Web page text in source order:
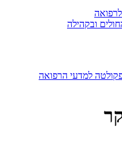
ובקהילה
למדעי הרפואה